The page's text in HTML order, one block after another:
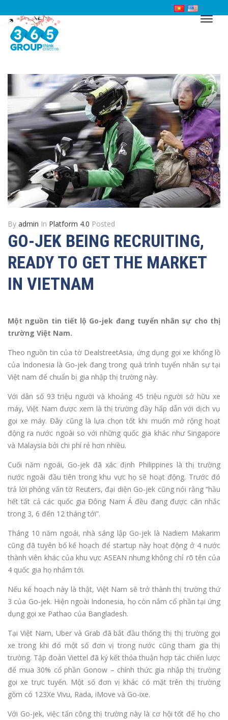
By admin In Platform 4.0 Posted
GO-JEK BEING RECRUITING,
READY TO GET THE MARKET
IN VIETNAM
Một nguồn tin tiết lộ Go-jek đang tuyển nhân sự cho thị
trường Việt Nam.
Theo nguồn tin của tờ DealstreetAsia, ứng dụng gọi xe khổng lồ
của Indonesia là Go-jek đang trong quá trình tuyển nhân sự tại
Việt nam để chuẩn bị gia nhập thị trường này.
Với dân số 93 triệu người và khoảng 45 triệu người sở hữu xe
máy, Việt Nam được xem là thị trường đầy hấp dẫn với dịch vụ
gọi xe máy. Đây cũng là lựa chọn tốt khi muốn mở rộng hoạt
động ra nước ngoài so với những quốc gia khác như Singapore
và Malaysia bởi chi phí rẻ hơn nhiều.
Cuối năm ngoái, Go-jek đã xác định Philippines là thị trường
nước ngoài đầu tiên trong khu vực họ sẽ hoạt động. Trước đó
trả lời phỏng vấn tờ Reuters, đại diện Go-jek cũng nói rằng “hầu
hết tất cả các quốc gia Đông Nam Á đều đang được cân nhắc
trong 3, 6 đến 12 tháng tới”.
Tháng 10 năm ngoái, nhà sáng lập Go-jek là Nadiem Makarim
cũng đã tuyên bố kế hoạch để startup này hoạt động ở 4 nước
thành viên khác của khu vực ASEAN nhưng không chỉ rõ tên của
4 quốc gia họ nhắm tới.
Nếu kế hoạch này là thật, Việt Nam sẽ trở thành thị trường thứ
3 của Go-jek. Hiện ngoài Indonesia, họ còn nắm cổ phần tại ứng
dụng gọi xe Pathao của Bangladesh.
Tại Việt Nam, Uber và Grab đã bắt đầu thống thị thị trường gọi
xe trong khi đó một số đơn vị trong nước cũng tham gia thị
trường. Tập đoàn Viettel đã ký kết thỏa thuận hợp tác chiến lược
để mua 30% cổ phần Gonow – chính thức gia nhập thị trường
gọi xe trực tuyến. Một số đơn vị khác có mặt trên thị trường
gồm có 123Xe Vivu, Rada, iMove và Go-ixe.
Với Go-jek, việc tấn công thị trường này là cơ hội tốt để họ cho